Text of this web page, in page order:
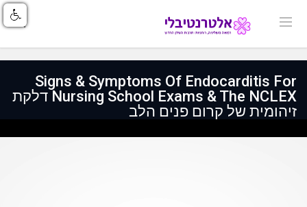
Signs & Symptoms Of Endocarditis For
Nursing School Exams & The NCLEX דלקת
זיהומית של קרום פנים הלב